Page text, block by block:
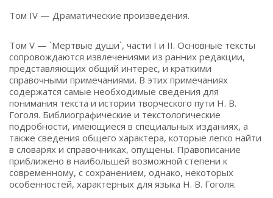
Том IV — Драматические произведения.
Том V — `Мертвые души`, части I и II. Основные тексты
сопровождаются извлечениями из ранних редакции,
представляющих общий интерес, и краткими
справочными примечаниями. В этих примечаниях
содержатся самые необходимые сведения для
понимания текста и истории творческого пути Н. В.
Гоголя. Библиографические и текстологические
подробности, имеющиеся в специальных изданиях, а
также сведения общего характера, которые легко найти
в словарях и справочниках, опущены. Правописание
приближено в наибольшей возможной степени к
современному, с сохранением, однако, некоторых
особенностей, характерных для языка Н. В. Гоголя.